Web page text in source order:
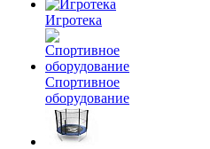
Игротека
Спортивное
оборудование